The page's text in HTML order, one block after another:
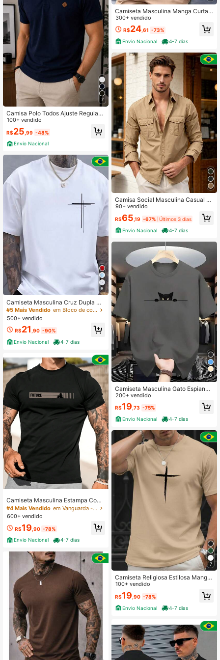
7
Camisa Polo Todos Ajuste Regular
Bordado Masculina
100+ vendido
R$25 ,99 -48%
Envio Nacional
6
Camiseta Masculina Cruz Dupla Cri
stão Camisa 100% Algodão Fio 30.1
Premium
#5 Mais Vendido
em Bloco de cores Camisetas masculinas
500+ vendido
R$21 ,90 -90%
Envio Nacional
4-7 dias
Camiseta Masculina Estampa Coqu
eiro Paisagem Envio Imediato 100%
Algodão 30.1
#4 Mais Vendido
em Vanguarda - Casual de Rua Camisetas masculinas
600+ vendido
R$19 ,90 -78%
Envio Nacional
4-7 dias
Camiseta Masculina Manga Curta
Casual Versátil Algodão 100% Pres
ente dia Dos Pais
300+ vendido
R$24,61 -73%
Envio Nacional
4-7 dias
Camisa Social Masculina Casual M
anga Longa Lisa em Algodão e Poli
éster
90+ vendido
R$65 ,19 -67% Últimos 3 dias
Envio Nacional
4-7 dias
6
Camiseta Masculina Gato Espiando
Estampada Gatinho Amigo Camisa
100% Algodão Gola Redonda Mang
a Curta Moda Casual em Malha Pre
mium
200+ vendido
R$19,73 -75%
Envio Nacional
4-7 dias
7
Camiseta Religiosa Estilosa Manga
Curta Masculina Estampa Cruz Risc
ado Street Malha Respirável
100+ vendido
R$19 ,90 -78%
Envio Nacional
4-7 dias